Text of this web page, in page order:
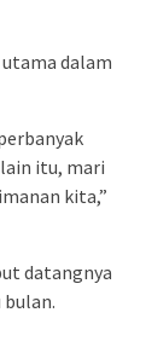
dalam
itu, mari
kita,”
datangnya